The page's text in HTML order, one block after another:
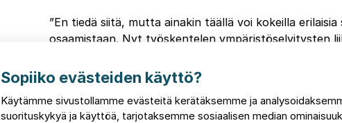
”En tiedä siitä, mutta ainakin täällä voi kokeilla
osaamistaan. Nyt työskentelen ympäristöselvitysten
liiketoiminnassa”, Paasilinna pohtii.
Parasta FCG:llä Paasilinnan mielestä onkin
Sopiiko evästeiden käyttö?
Käytämme sivustollamme evästeitä kerätäksemme ja
suorituskykyä ja käyttöä, tarjotaksemme sosiaalisen median